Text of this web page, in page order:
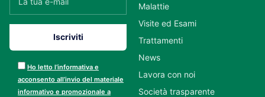
Ho letto l’informativa e
acconsento all’invio del materiale
informativo e promozionale a
Malattie
Visite ed Esami
Trattamenti
News
Lavora con noi
Società trasparente